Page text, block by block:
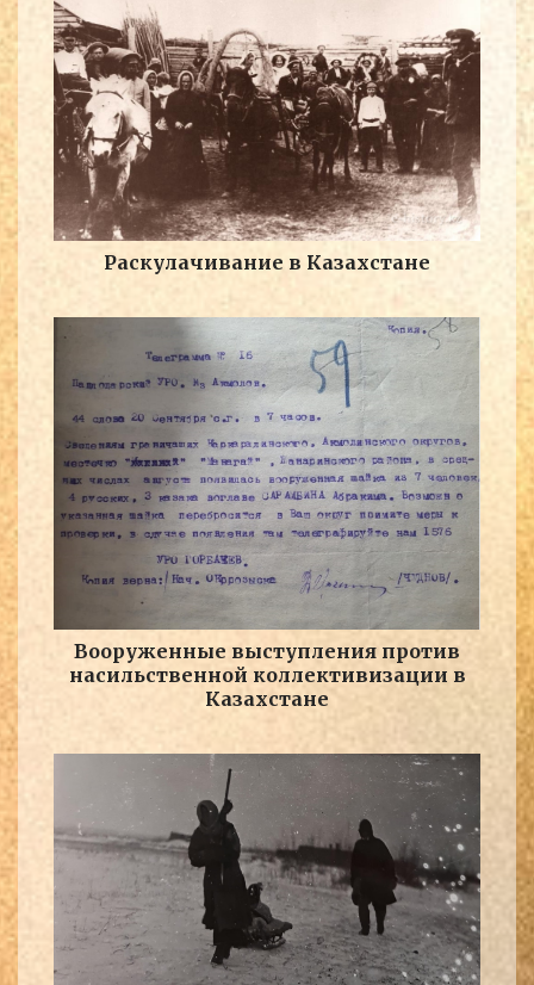
Раскулачивание в Казахстане
Вооруженные выступления против
насильственной коллективизации в
Казахстане